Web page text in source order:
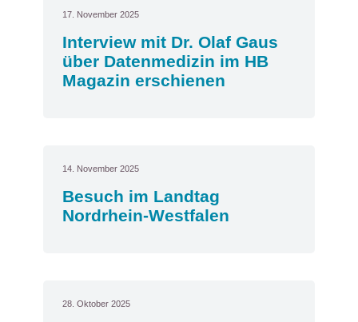
17. November 2025
Interview mit Dr. Olaf Gaus
über Datenmedizin im HB
Magazin erschienen
14. November 2025
Besuch im Landtag
Nordrhein-Westfalen
28. Oktober 2025